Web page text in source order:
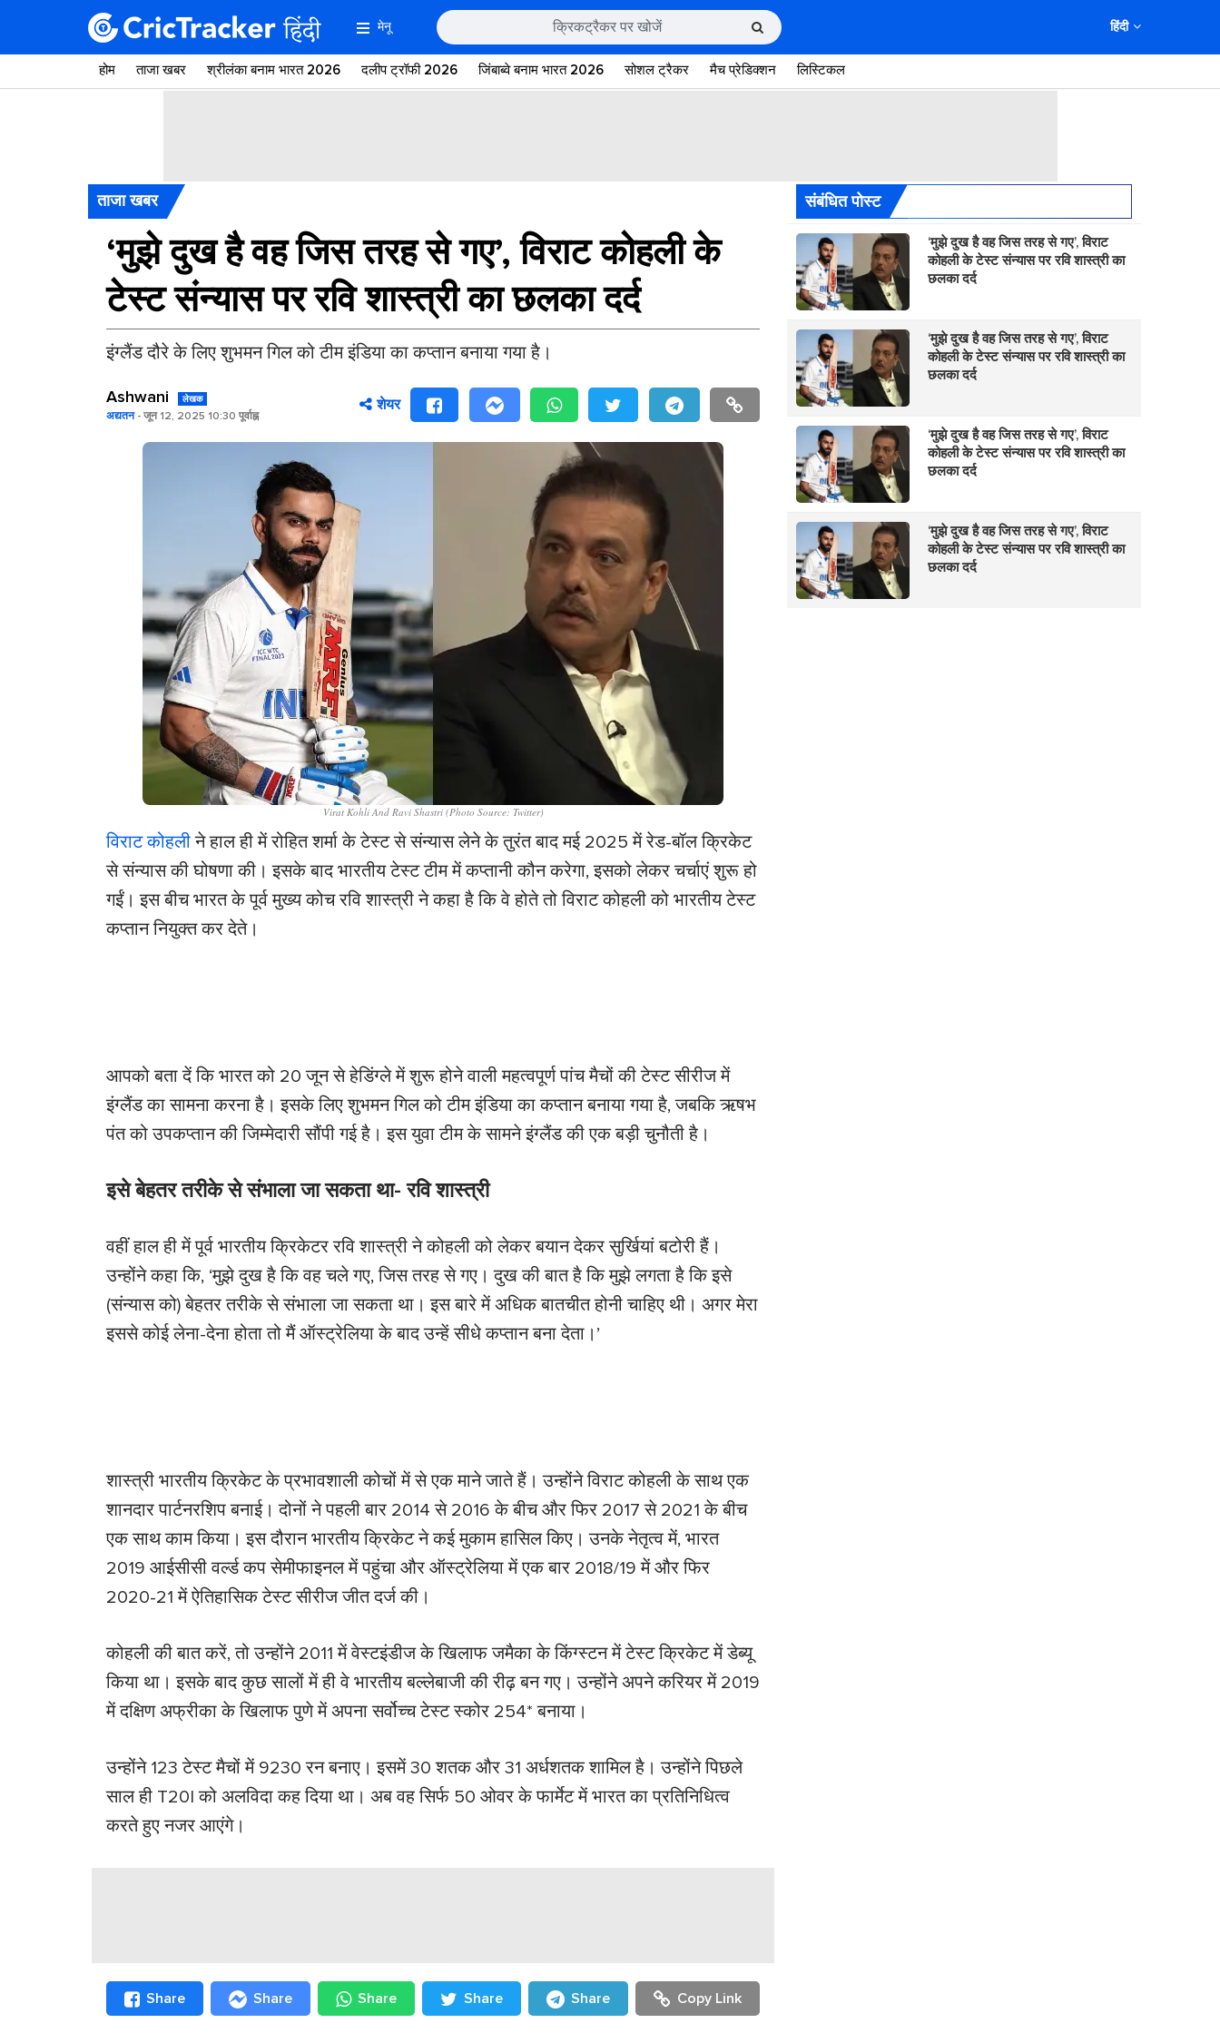
मेनू हिंदी
होम ताजा खबर श्रीलंका बनाम भारत 2026 दलीप ट्रॉफी 2026 जिंबाब्वे बनाम भारत 2026 सोशल ट्रैकर मैच प्रेडिक्शन लिस्टिकल
ताजा खबर
‘मुझे दुख है वह जिस तरह से गए’, विराट कोहली के
टेस्ट संन्यास पर रवि शास्त्री का छलका दर्द
इंग्लैंड दौरे के लिए शुभमन गिल को टीम इंडिया का कप्तान बनाया गया है।
Ashwani लेखक
अद्यतन- जून 12, 2025 10:30 पूर्वाह्न
शेयर
Virat Kohli And Ravi Shastri (Photo Source: Twitter)
विराट कोहलीने हाल ही में रोहित शर्मा के टेस्ट से संन्यास लेने के तुरंत बाद मई 2025 में रेड-बॉल क्रिकेट
से संन्यास की घोषणा की। इसके बाद भारतीय टेस्ट टीम में कप्तानी कौन करेगा, इसको लेकर चर्चाएं शुरू हो
गईं। इस बीच भारत के पूर्व मुख्य कोच रवि शास्त्री ने कहा है कि वे होते तो विराट कोहली को भारतीय टेस्ट
कप्तान नियुक्त कर देते।
आपको बता दें कि भारत को 20 जून से हेडिंग्ले में शुरू होने वाली महत्वपूर्ण पांच मैचों की टेस्ट सीरीज में
इंग्लैंड का सामना करना है। इसके लिए शुभमन गिल को टीम इंडिया का कप्तान बनाया गया है, जबकि ऋषभ
पंत को उपकप्तान की जिम्मेदारी सौंपी गई है। इस युवा टीम के सामने इंग्लैंड की एक बड़ी चुनौती है।
इसे बेहतर तरीके से संभाला जा सकता था- रवि शास्त्री
वहीं हाल ही में पूर्व भारतीय क्रिकेटर रवि शास्त्री ने कोहली को लेकर बयान देकर सुर्खियां बटोरी हैं।
उन्होंने कहा कि, ‘मुझे दुख है कि वह चले गए, जिस तरह से गए। दुख की बात है कि मुझे लगता है कि इसे
(संन्यास को) बेहतर तरीके से संभाला जा सकता था। इस बारे में अधिक बातचीत होनी चाहिए थी। अगर मेरा
इससे कोई लेना-देना होता तो मैं ऑस्ट्रेलिया के बाद उन्हें सीधे कप्तान बना देता।’
शास्त्री भारतीय क्रिकेट के प्रभावशाली कोचों में से एक माने जाते हैं। उन्होंने विराट कोहली के साथ एक
शानदार पार्टनरशिप बनाई। दोनों ने पहली बार 2014 से 2016 के बीच और फिर 2017 से 2021 के बीच
एक साथ काम किया। इस दौरान भारतीय क्रिकेट ने कई मुकाम हासिल किए। उनके नेतृत्व में, भारत
2019 आईसीसी वर्ल्ड कप सेमीफाइनल में पहुंचा और ऑस्ट्रेलिया में एक बार 2018/19 में और फिर
2020-21 में ऐतिहासिक टेस्ट सीरीज जीत दर्ज की।
कोहली की बात करें, तो उन्होंने 2011 में वेस्टइंडीज के खिलाफ जमैका के किंग्स्टन में टेस्ट क्रिकेट में डेब्यू
किया था। इसके बाद कुछ सालों में ही वे भारतीय बल्लेबाजी की रीढ़ बन गए। उन्होंने अपने करियर में 2019
में दक्षिण अफ्रीका के खिलाफ पुणे में अपना सर्वोच्च टेस्ट स्कोर 254* बनाया।
उन्होंने 123 टेस्ट मैचों में 9230 रन बनाए। इसमें 30 शतक और 31 अर्धशतक शामिल है। उन्होंने पिछले
साल ही T20I को अलविदा कह दिया था। अब वह सिर्फ 50 ओवर के फार्मेट में भारत का प्रतिनिधित्व
करते हुए नजर आएंगे।
Share Share Share Share Share Copy Link
संबंधित पोस्ट
‘मुझे दुख है वह जिस तरह से गए’, विराट
कोहली के टेस्ट संन्यास पर रवि शास्त्री का
छलका दर्द
‘मुझे दुख है वह जिस तरह से गए’, विराट
कोहली के टेस्ट संन्यास पर रवि शास्त्री का
छलका दर्द
‘मुझे दुख है वह जिस तरह से गए’, विराट
कोहली के टेस्ट संन्यास पर रवि शास्त्री का
छलका दर्द
‘मुझे दुख है वह जिस तरह से गए’, विराट
कोहली के टेस्ट संन्यास पर रवि शास्त्री का
छलका दर्द